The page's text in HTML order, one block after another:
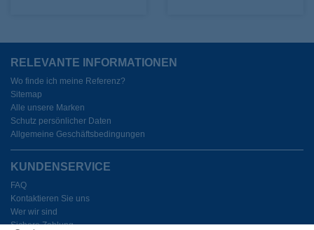
RELEVANTE INFORMATIONEN
Wo finde ich meine Referenz?
Sitemap
Alle unsere Marken
Schutz persönlicher Daten
Allgemeine Geschäftsbedingungen
KUNDENSERVICE
FAQ
Kontaktieren Sie uns
Wer wir sind
Sichere Zahlung